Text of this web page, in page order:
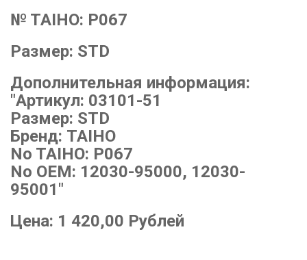
№ TAIHO: P067
Размер: STD
Дополнительная информация:
"Артикул: 03101-51
Размер: STD
Бренд: TAIHO
No TAIHO: P067
No OEM: 12030-95000, 12030-
95001"
Цена: 1 420,00 Рублей